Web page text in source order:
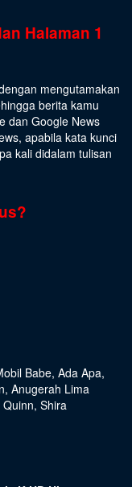
Halaman 1
mengutamakan
berita kamu
dan Google News
apabila kata kunci
kali didalam tulisan
Babe, Ada Apa,
, Anugerah Lima
, Shira